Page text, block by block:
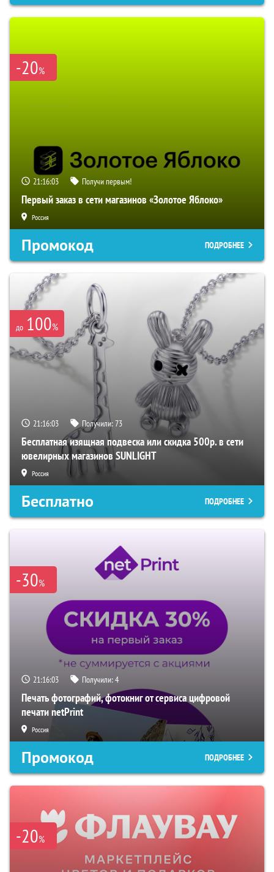
-20%
21:16:02 Получи первым!
Первый заказ в сети магазинов «Золотое Яблоко»
Россия
Промокод ПОДРОБНЕЕ
до 100%
21:16:02 Получили:73
Бесплатная изящная подвеска или скидка 500р. в сети
ювелирных магазинов SUNLIGHT
Россия
Бесплатно ПОДРОБНЕЕ
-30%
21:16:02 Получили:4
Печать фотографий, фотокниг от сервиса цифровой
печати netPrint
Россия
Промокод ПОДРОБНЕЕ
-20%